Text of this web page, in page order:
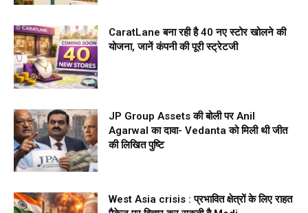
CaratLane बना रही है 40 नए स्टोर खोलने की
योजना, जानें कंपनी की पूरी स्ट्रेटजी
JP Group Assets की बोली पर Anil
Agarwal का दावा- Vedanta को मिली थी जीत
की लिखित पुष्टि
West Asia crisis : प्रभावित क्षेत्रों के लिए राहत